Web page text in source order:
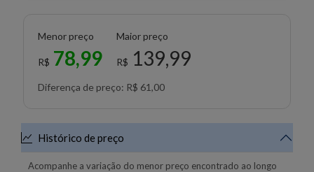
Menor preço
R$ 78,99
Maior preço
R$ 139,99
Diferença de preço: R$ 61,00
Histórico de preço
Acompanhe a variação do menor preço encontrado ao longo